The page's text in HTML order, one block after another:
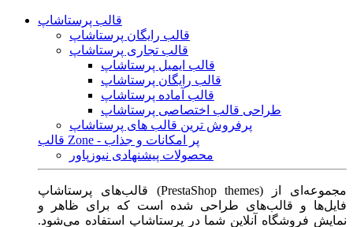
قالب پرستاشاپ
قالب رایگان پرستاشاپ
قالب تجاری پرستاشاپ
قالب ایمیل پرستاشاپ
قالب رایگان پرستاشاپ
قالب آماده پرستاشاپ
طراحی قالب اختصاصی پرستاشاپ
پرفروش ترین قالب های پرستاشاپ
قالب Zone - پر امکانات و جذاب
محصولات پیشنهادی نیوزپاور
قالب‌های پرستاشاپ (PrestaShop themes) مجموعه‌ای از
فایل‌ها و قالب‌های طراحی شده است که برای ظاهر و
نمایش فروشگاه آنلاین شما در پرستاشاپ استفاده می‌شود.